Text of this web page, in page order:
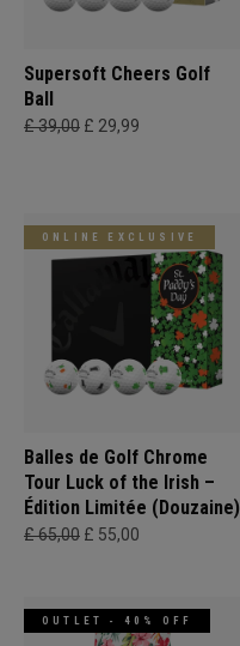
Supersoft Cheers Golf
Ball
£ 39,00 £ 29,99
ONLINE EXCLUSIVE
Balles de Golf Chrome
Tour Luck of the Irish –
Édition Limitée (Douzaine)
£ 65,00 £ 55,00
OUTLET - 40% OFF